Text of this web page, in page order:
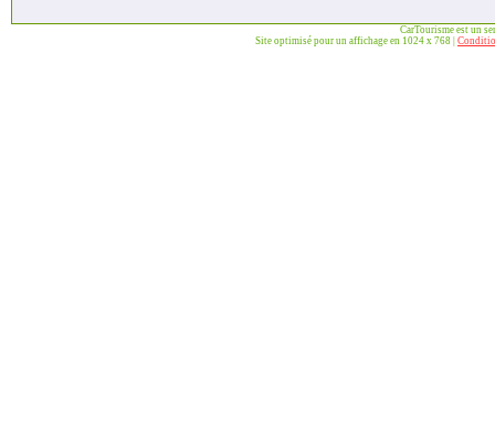
CarTourisme est un
Site optimisé pour un affichage en 1024 x 768 |